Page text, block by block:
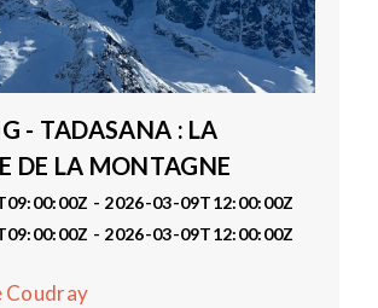
- TADASANA : LA
DE LA MONTAGNE
- 2026-03-09T12:00:00Z
- 2026-03-09T12:00:00Z
Coudray